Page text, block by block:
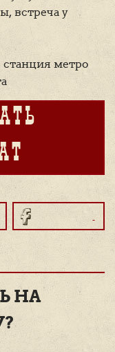
встреча у
метро
НА